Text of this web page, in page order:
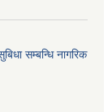
सम्बन्धि नागरिक